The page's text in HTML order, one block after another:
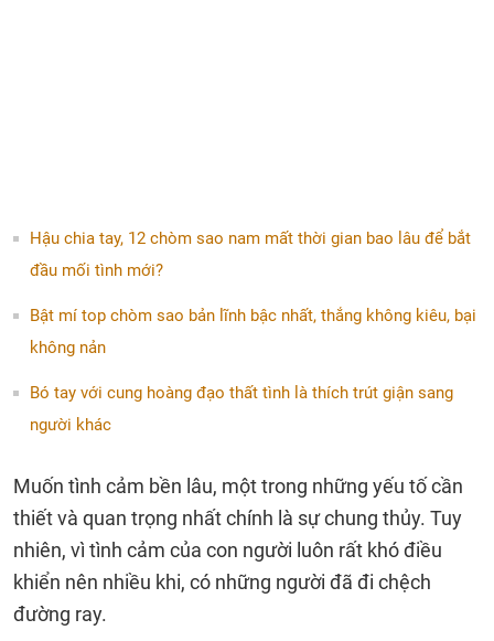
Hậu chia tay, 12 chòm sao nam mất thời gian bao lâu để bắt
đầu mối tình mới?
Bật mí top chòm sao bản lĩnh bậc nhất, thắng không kiêu, bại
không nản
Bó tay với cung hoàng đạo thất tình là thích trút giận sang
người khác
Muốn tình cảm bền lâu, một trong những yếu tố cần
thiết và quan trọng nhất chính là sự chung thủy. Tuy
nhiên, vì tình cảm của con người luôn rất khó điều
khiển nên nhiều khi, có những người đã đi chệch
đường ray.